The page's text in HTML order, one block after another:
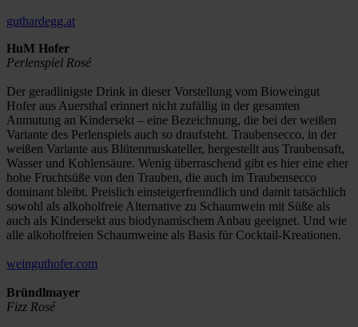
guthardegg.at
HuM Hofer
Perlenspiel Rosé
Der geradlinigste Drink in dieser Vorstellung vom Bioweingut
Hofer aus Auersthal erinnert nicht zufällig in der gesamten
Anmutung an Kindersekt – eine Bezeichnung, die bei der weißen
Variante des Perlenspiels auch so draufsteht. Traubensecco, in der
weißen Variante aus Blütenmuskateller, hergestellt aus Traubensaft,
Wasser und Kohlensäure. Wenig überraschend gibt es hier eine eher
hohe Fruchtsüße von den Trauben, die auch im Traubensecco
dominant bleibt. Preislich einsteigerfreundlich und damit tatsächlich
sowohl als alkoholfreie Alternative zu Schaumwein mit Süße als
auch als Kindersekt aus biodynamischem Anbau geeignet. Und wie
alle alkoholfreien Schaumweine als Basis für Cocktail-Kreationen.
weinguthofer.com
Bründlmayer
Fizz Rosé